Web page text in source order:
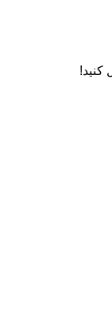
کنید!